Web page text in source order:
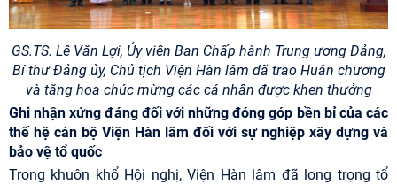
GS.TS. Lê Văn Lợi, Ủy viên Ban Chấp hành Trung ương Đảng,
Bí thư Đảng ủy, Chủ tịch Viện Hàn lâm đã trao Huân chương
và tặng hoa chúc mừng các cá nhân được khen thưởng
Ghi nhận xứng đáng đối với những đóng góp bền bỉ của các
thế hệ cán bộ Viện Hàn lâm đối với sự nghiệp xây dựng và
bảo vệ tổ quốc
Trong khuôn khổ Hội nghị, Viện Hàn lâm đã long trọng tổ